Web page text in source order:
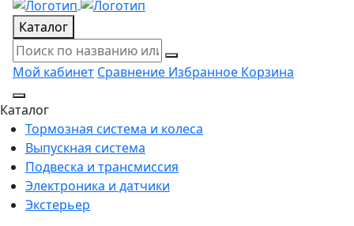
Каталог
Мой кабинет Сравнение Избранное Корзина
Каталог
Тормозная система и колеса
Выпускная система
Подвеска и трансмиссия
Электроника и датчики
Экстерьер